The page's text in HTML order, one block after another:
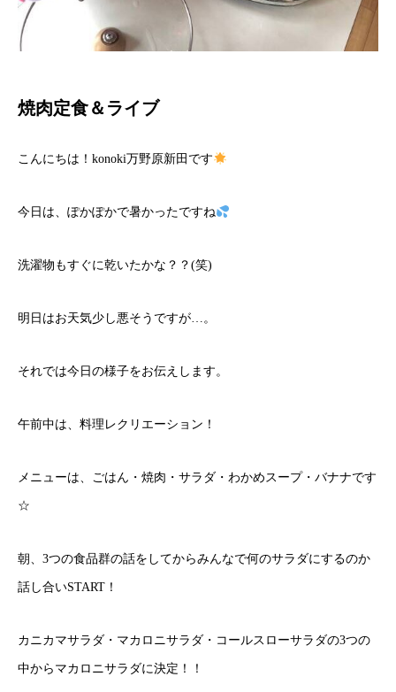
焼肉定食＆ライブ
こんにちは！konoki万野原新田です
今日は、ぽかぽかで暑かったですね
洗濯物もすぐに乾いたかな？？(笑)
明日はお天気少し悪そうですが…。
それでは今日の様子をお伝えします。
午前中は、料理レクリエーション！
メニューは、ごはん・焼肉・サラダ・わかめスープ・バナナです
☆
朝、3つの食品群の話をしてからみんなで何のサラダにするのか
話し合いSTART！
カニカマサラダ・マカロニサラダ・コールスローサラダの3つの
中からマカロニサラダに決定！！